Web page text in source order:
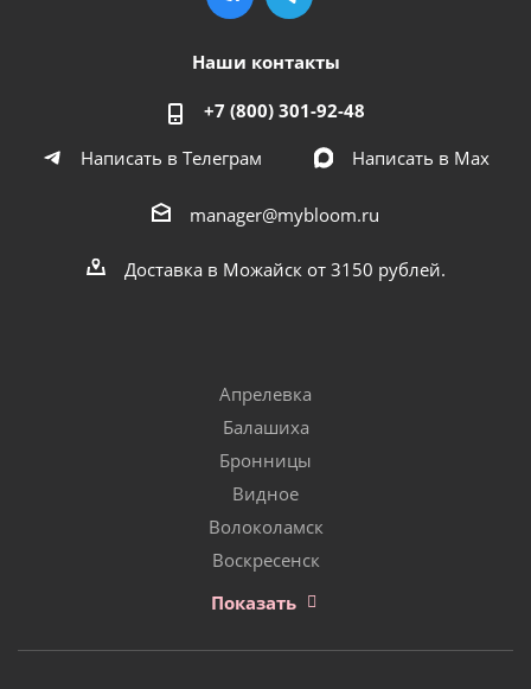
Наши контакты
+7 (800) 301-92-48
Написать в Телеграм
Написать в Мах
manager@mybloom.ru
Доставка в Можайск от 3150 рублей.
Апрелевка
Балашиха
Бронницы
Видное
Волоколамск
Воскресенск
Показать